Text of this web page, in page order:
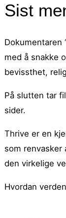
Sist
Dokumentaren
med å snakke
bevissthet,
På slutten tar
sider.
Thrive er en
som
den virkelige
Hvordan